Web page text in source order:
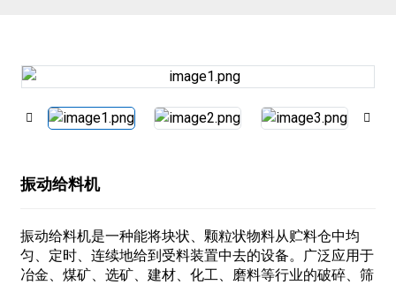
振动给料机
振动给料机是一种能将块状、‌颗粒状物料从贮料仓中均
匀、‌定时、‌连续地给到受料装置中去的设备‌。‌广泛应用于
冶金、‌煤矿、‌选矿、‌建材、‌化工、‌磨料等行业的破碎、‌筛